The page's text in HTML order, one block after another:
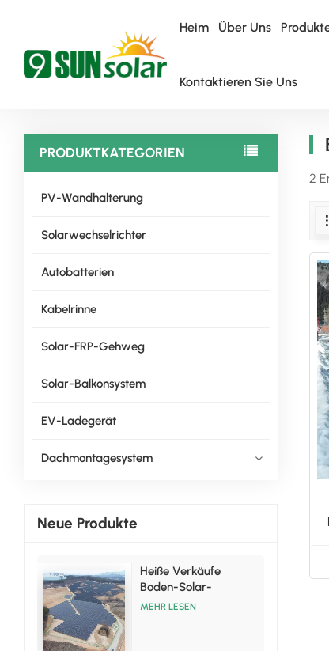
Heim Über Uns
Kontaktieren Sie Uns
Bodenmontageregale
PRODUKTKATEGORIEN
PV-Wandhalterung
Solarwechselrichter
Autobatterien
Kabelrinne
Solar-FRP-Gehweg
Solar-Balkonsystem
EV-Ladegerät
Dachmontagesystem
Neue Produkte
Heiße Verkäufe
Boden-Solar-
Installationsregal-
MEHR LESEN
2